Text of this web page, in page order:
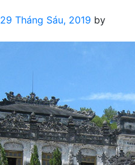
1
ăn
trưa
cơm
niêu
29 Tháng Sáu, 2019 by